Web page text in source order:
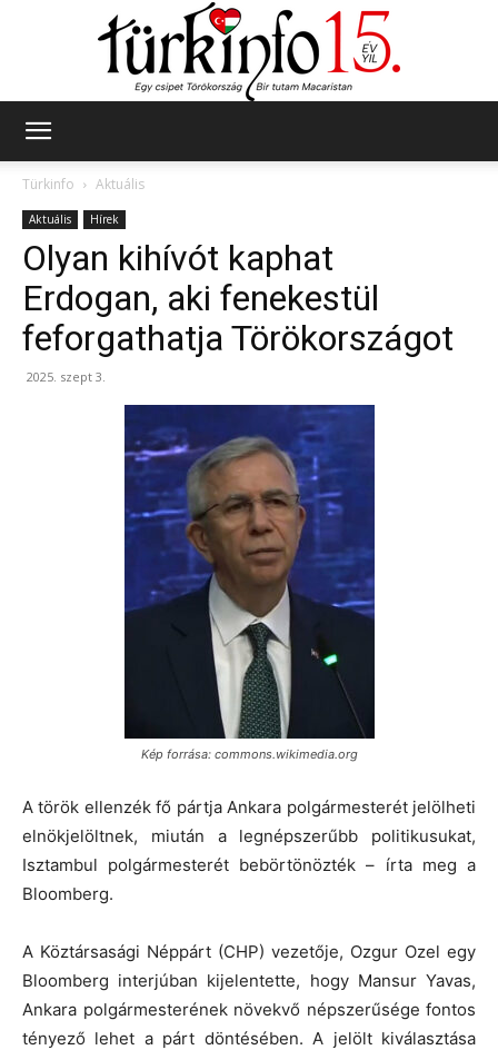
Türkinfo
Aktuális
Aktuális Hírek
Olyan kihívót kaphat
Erdogan, aki fenekestül
feforgathatja Törökországot
2025. szept 3.
Kép forrása: commons.wikimedia.org
A török ellenzék fő pártja Ankara polgármesterét jelölheti
elnökjelöltnek, miután a legnépszerűbb politikusukat,
Isztambul polgármesterét bebörtönözték – írta meg a
Bloomberg.
A Köztársasági Néppárt (CHP) vezetője, Ozgur Ozel egy
Bloomberg interjúban kijelentette, hogy Mansur Yavas,
Ankara polgármesterének növekvő népszerűsége fontos
tényező lehet a párt döntésében. A jelölt kiválasztása